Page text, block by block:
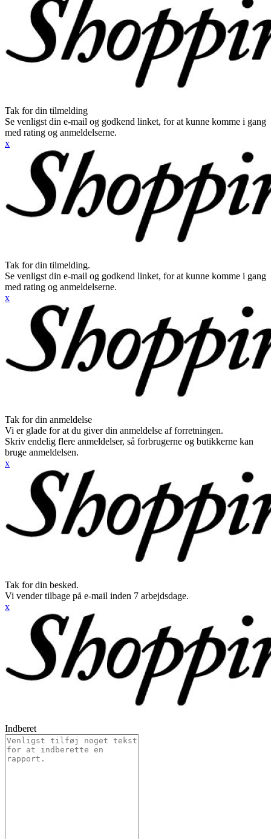
Tak for din tilmelding
Se venligst din e-mail og godkend linket, for at kunne komme i gang
med rating og anmeldelserne.
x
Tak for din tilmelding.
Se venligst din e-mail og godkend linket, for at kunne komme i gang
med rating og anmeldelserne.
x
Tak for din anmeldelse
Vi er glade for at du giver din anmeldelse af forretningen.
Skriv endelig flere anmeldelser, så forbrugerne og butikkerne kan
bruge anmeldelsen.
x
Tak for din besked.
Vi vender tilbage på e-mail inden 7 arbejdsdage.
x
Indberet